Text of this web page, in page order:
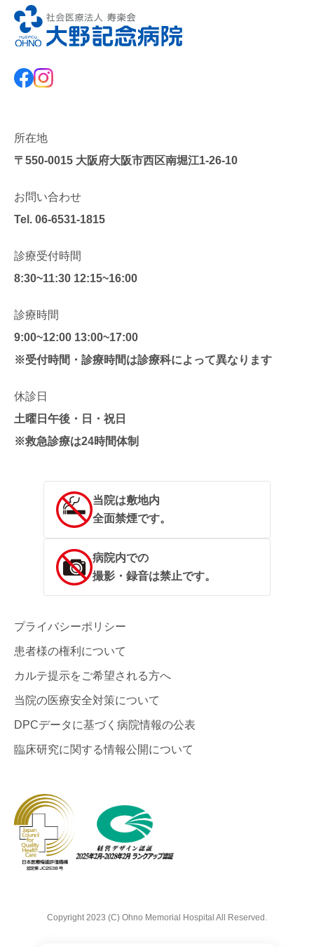
所在地
〒550-0015 大阪府大阪市西区南堀江1-26-10
お問い合わせ
Tel. 06-6531-1815
診療受付時間
8:30~11:30 12:15~16:00
診療時間
9:00~12:00 13:00~17:00
※受付時間・診療時間は診療科によって異なります
休診日
土曜日午後・日・祝日
※救急診療は24時間体制
当院は敷地内
全面禁煙です。
病院内での
撮影・録音は禁止です。
プライバシーポリシー
患者様の権利について
カルテ提示をご希望される方へ
当院の医療安全対策について
DPCデータに基づく病院情報の公表
臨床研究に関する情報公開について
Copyright 2023 (C) Ohno Memorial Hospital All Reserved.